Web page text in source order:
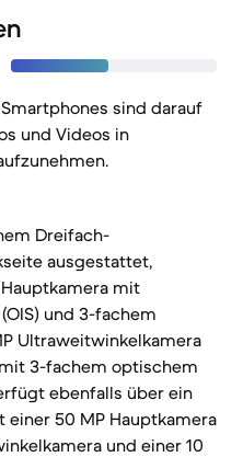
sind darauf
und Videos in
Dreifach-
ausgestattet,
mit
und 3-fachem
Ultraweitwinkelkamera
3-fachem optischem
ebenfalls über ein
50 MP Hauptkamera
und einer 10